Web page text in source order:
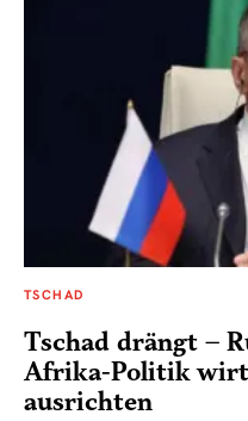
TSCHAD
Tschad drängt –
Afrika-Politik
ausrichten